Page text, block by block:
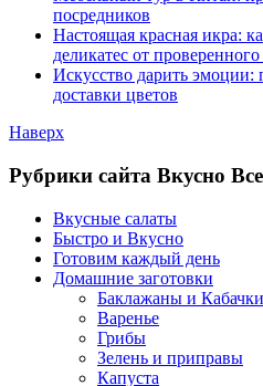
посредников
Настоящая красная икра:
деликатес от
Искусство дарить
доставки цветов
Наверх
Рубрики сайта Вкусно
Вкусные салаты
Быстро и Вкусно
Готовим каждый день
Домашние заготовки
Баклажаны и Кабачки
Варенье
Грибы
Зелень и приправы
Капуста